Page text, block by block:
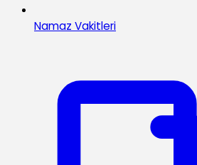
Namaz Vakitleri